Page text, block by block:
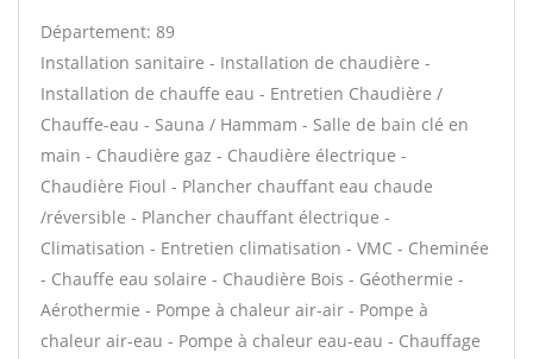
Département: 89
Installation sanitaire - Installation de chaudière -
Installation de chauffe eau - Entretien Chaudière /
Chauffe-eau - Sauna / Hammam - Salle de bain clé en
main - Chaudière gaz - Chaudière électrique -
Chaudière Fioul - Plancher chauffant eau chaude
/réversible - Plancher chauffant électrique -
Climatisation - Entretien climatisation - VMC - Cheminée
- Chauffe eau solaire - Chaudière Bois - Géothermie -
Aérothermie - Pompe à chaleur air-air - Pompe à
chaleur air-eau - Pompe à chaleur eau-eau - Chauffage